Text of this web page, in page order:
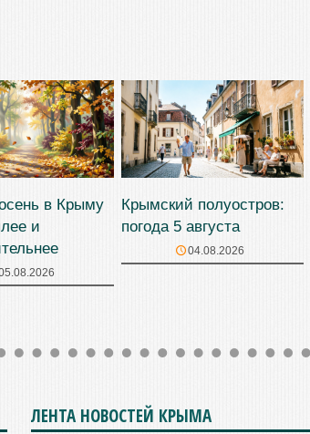
в Крыму
и
Крымский полуостров:
погода 5 августа
04.08.2026
ЛЕНТА НОВОСТЕЙ КРЫМА